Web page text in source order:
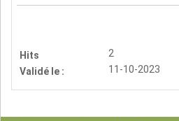
Hits 2
Validé le : 11-10-2023